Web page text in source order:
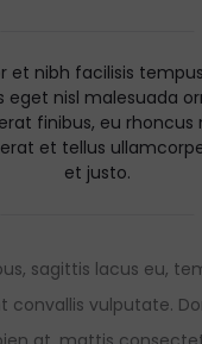
et nibh facilisis
eget nisl malesuada
finibus, eu rhoncus
et tellus
et justo.
sagittis lacus eu,
convallis vulputate.